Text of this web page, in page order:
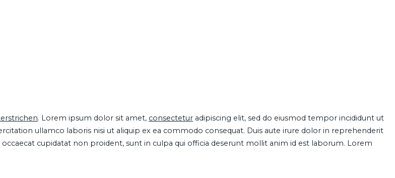
. Lorem ipsum dolor sit amet, consectetur adipiscing elit, sed do eiusmod tempor incididunt ut
ullamco laboris nisi ut aliquip ex ea commodo consequat. Duis aute irure dolor in reprehenderit
cupidatat non proident, sunt in culpa qui officia deserunt mollit anim id est laborum. Lorem